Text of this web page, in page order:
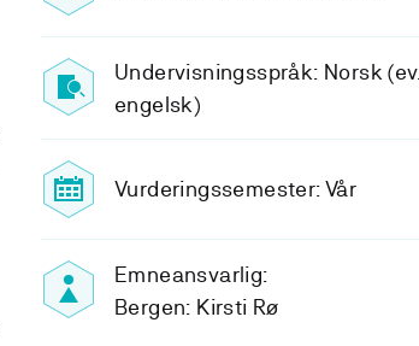
Undervisningsspråk: Norsk (ev.
engelsk)
Vurderingssemester: Vår
Emneansvarlig:
Bergen: Kirsti Rø